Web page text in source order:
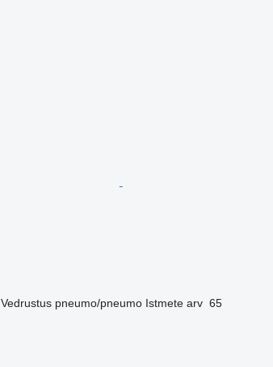
Vedrustus pneumo/pneumo Istmete arv 65